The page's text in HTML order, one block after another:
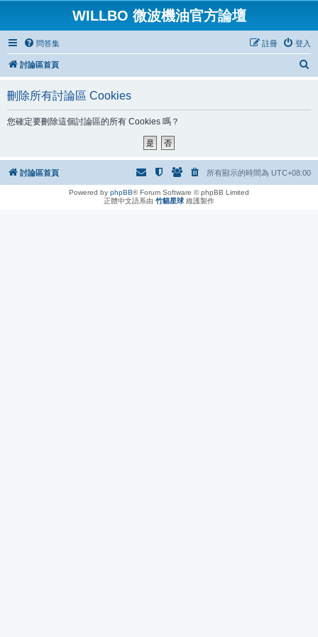
WILLBO 微波機油官方論壇
問答集 登入
註冊
討論區首頁
刪除所有討論區 Cookies
您確定要刪除這個討論區的所有 Cookies 嗎？
討論區首頁 所有顯示的時間為 UTC+08:00
Powered by phpBB® Forum Software © phpBB Limited
正體中文語系由 竹貓星球 維護製作